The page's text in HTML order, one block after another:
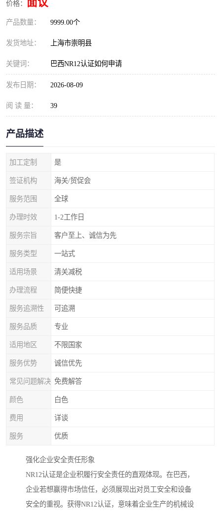
价格： 面议
产品数量： 9999.00个
发货地址： 上海市崇明县
关键词： 巴西NR12认证如何申请
发布日期： 2026-08-09
阅 读 量： 39
产品描述
加工定制 是
签证机构 海关/贸促会
服务范围 全球
办理时效 1-2工作日
服务宗旨 客户至上、诚信为先
服务类型 一站式
适用场景 清关减税
办理流程 简便快捷
服务追溯性 可追溯
服务品质 专业
适用地区 不限国家
服务优势 诚信优先
常见问题解决 免费解答
颜色 白色
费用 详谈
服务 优质
强化企业安全责任形象
NR12认证是企业积履行安全责任的直观体现。在巴西，
企业若想赢得市场信任，必须展现出对员工安全和设备
安全的重视。获得NR12认证，意味着企业生产的机械设